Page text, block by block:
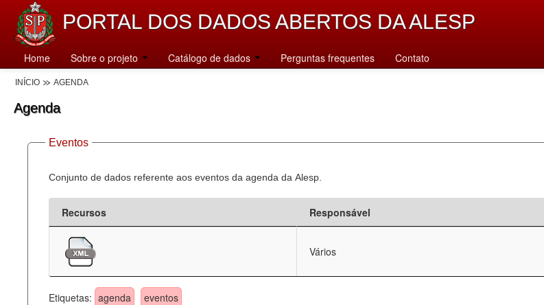
PORTAL DOS DADOS ABERTOS DA ALESP
Home Sobre o projeto Catálogo de dados Perguntas frequentes Contato
INÍCIO AGENDA
Agenda
Eventos
Conjunto de dados referente aos eventos da agenda da Alesp.
Recursos Responsável
Vários
Etiquetas: agenda eventos